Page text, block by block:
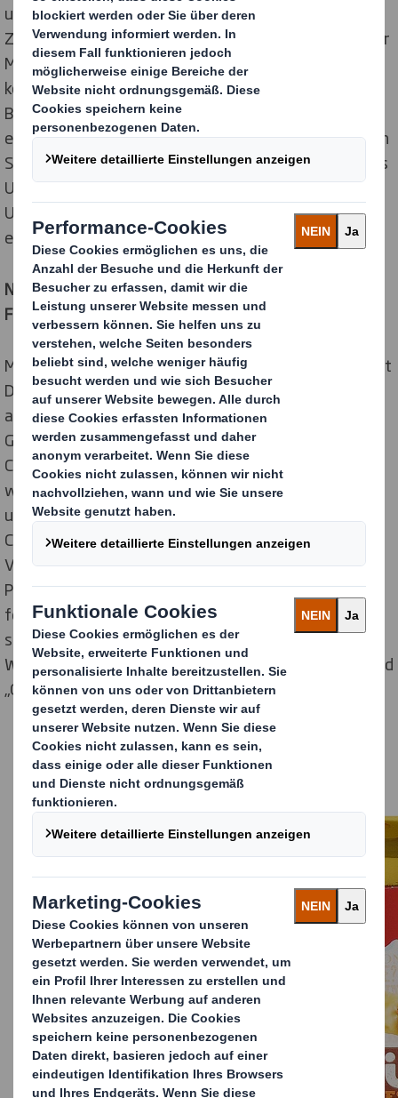
und Verpackungskonzepte. „Nur wenn wir die
Zusammenhänge und Prioritäten im Lieferkreislauf der
Markenhersteller umfassend kennen und verstehen,
können wir ihnen Lösungen liefern, die sie in ihrem
Business weiterbringen und echten Mehrwert bieten“,
erklärt Thomas Herzog, General Manager des DS Smith
Standortes in Oftringen, das Werteversprechen seines
Unternehmens. „Sei es in Form von
Umsatzsteigerungen am Point of Sale oder
effizienteren Produktions- und Logistikprozessen.
Nicht ohne Caquelon: Weihnachtspromotion für Emmi
Fondue
Mit einer Weihnachtspromotion der besonderen Art hat
DS Smith auf das Original Schweizer Käsefondue
aufmerksam gemacht: Die attraktive
Geschenkverpackung in Form des traditionellen
Caquelon setzt die im Inlay drapierte Fertigmischung
wirkungsvoll und markengerecht in Szene. Entwickelt
und im Digitaldruck gefertigt hat den originellen Eye-
Catcher DS Smith. Auch zeichneten die Display- und
Verpackungsstrategen für die Konfektionierung der
Promotion verantwortlich. In Handarbeit verklebt und
fertig bestückt, fand der Fonduetopf aus Wellpappe
seinen Weg zu den Kunden und sorgte dort in der
Weihnachtszeit für Aufmerksamkeit, Begeisterung und
„Glust“ (Begierde) das Fondue gleich zu schmelzen.